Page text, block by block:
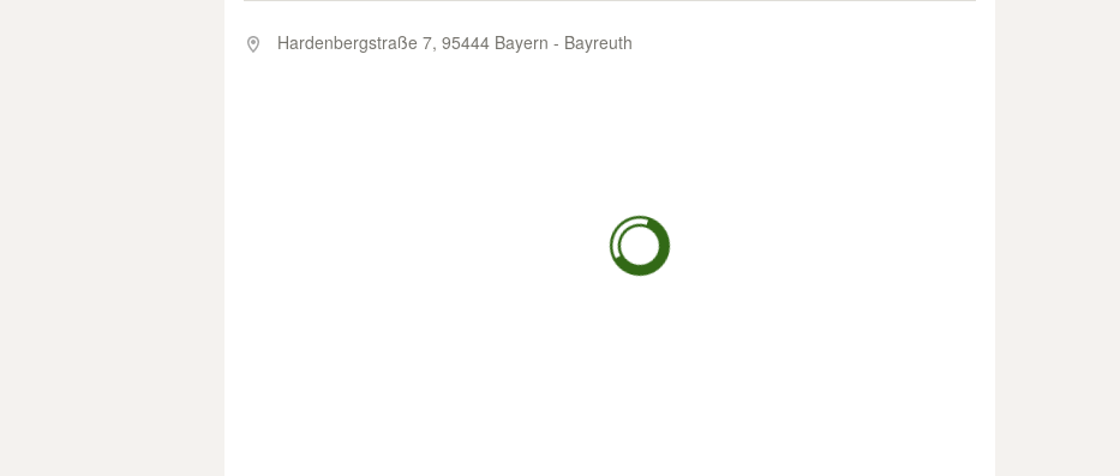
Hardenbergstraße 7, 95444 Bayern - Bayreuth